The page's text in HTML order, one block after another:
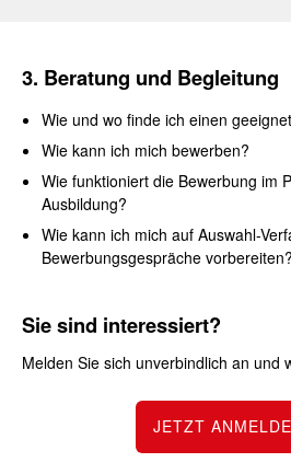
3. Beratung und Begleitung
Wie und wo finde ich einen
Wie kann ich mich bewerben?
Wie funktioniert die Bewerbung im
Ausbildung?
Wie kann ich mich auf Auswahl-
Bewerbungsgespräche vorbereiten?
Sie sind interessiert?
Melden Sie sich unverbindlich an und
JETZT